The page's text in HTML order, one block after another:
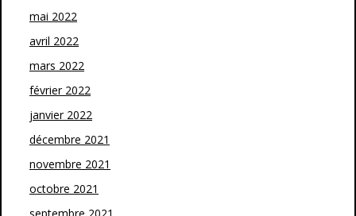
mai 2022
avril 2022
mars 2022
février 2022
janvier 2022
décembre 2021
novembre 2021
octobre 2021